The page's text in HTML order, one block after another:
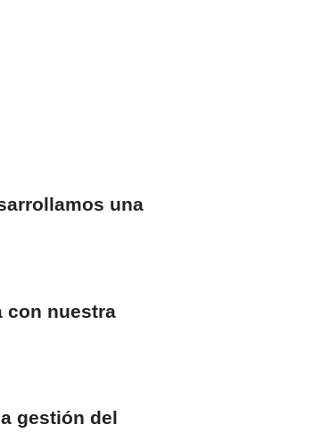
una
con nuestra
gestión del